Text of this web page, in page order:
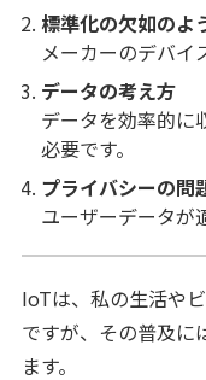
標準化の欠如のよ
メーカーのデバイ
データの考え方
データを効率的に
必要です。
プライバシーの問
ユーザーデータが
IoTは、私の生活や
ですが、その普及に
ます。